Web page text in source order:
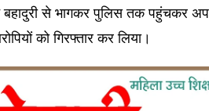
बहादुरी से भागकर पुलिस तक पहुंचकर
को गिरफ्तार कर लिया।